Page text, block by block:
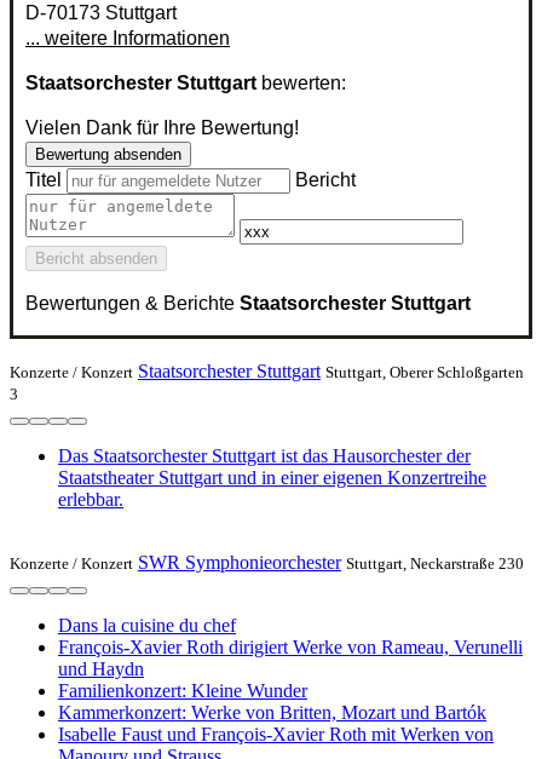
D-70173 Stuttgart
... weitere Informationen
Staatsorchester Stuttgart bewerten:
Vielen Dank für Ihre Bewertung!
Bewertung absenden
Titel Bericht
Bericht absenden
Bewertungen & Berichte Staatsorchester Stuttgart
Konzerte / Konzert Staatsorchester Stuttgart Stuttgart, Oberer Schloßgarten
3
Das Staatsorchester Stuttgart ist das Hausorchester der
Staatstheater Stuttgart und in einer eigenen Konzertreihe
erlebbar.
Konzerte / Konzert SWR Symphonieorchester Stuttgart, Neckarstraße 230
Dans la cuisine du chef
François-Xavier Roth dirigiert Werke von Rameau, Verunelli
und Haydn
Familienkonzert: Kleine Wunder
Kammerkonzert: Werke von Britten, Mozart und Bartók
Isabelle Faust und François-Xavier Roth mit Werken von